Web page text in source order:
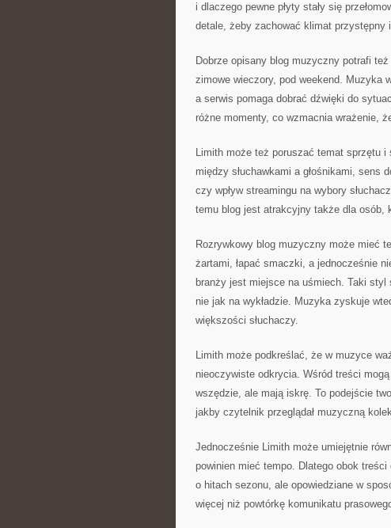
i dlaczego pewne płyty stały się
detale, żeby zachować klimat
Dobrze opisany blog muzyczny potrafi
zimowe wieczory, pod weekend. Muzyka
a serwis pomaga dobrać dźwięki do
różne momenty, co wzmacnia wrażenie,
Limith może też poruszać temat sprzętu
między słuchawkami a głośnikami, sens
czy wpływ streamingu na wybory
temu blog jest atrakcyjny także dla osób,
Rozrywkowy blog muzyczny może mieć
żartami, łapać smaczki, a jednocześnie
branży jest miejsce na uśmiech. Taki
nie jak na wykładzie. Muzyka zyskuje
większości słuchaczy.
Limith może podkreślać, że w muzyce
nieoczywiste odkrycia. Wśród treści
wszędzie, ale mają iskrę. To podejście
jakby czytelnik przeglądał muzyczną
Jednocześnie Limith może umiejętnie
powinien mieć tempo. Dlatego obok
o hitach sezonu, ale opowiedziane w
więcej niż powtórkę komunikatu